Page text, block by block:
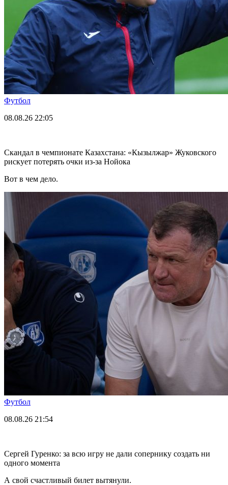
Футбол
08.08.26 22:05
Скандал в чемпионате Казахстана: «Кызылжар» Жуковского
рискует потерять очки из-за Нойока
Вот в чем дело.
Футбол
08.08.26 21:54
Сергей Гуренко: за всю игру не дали сопернику создать ни
одного момента
А свой счастливый билет вытянули.